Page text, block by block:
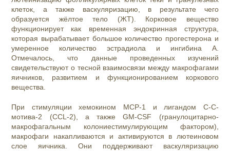
клеток, а также васкуляризацию, в результате чего
образуется жёлтое тело (ЖТ). Корковое вещество
функционирует как временная эндокринная структура,
которая вырабатывает большое количество прогестерона и
умеренное количество эстрадиола и ингибина А.
Отмечалось, что данные проведенных изучений
свидетельствуют о тесной взаимосвязи между макрофагами
яичников, развитием и функционированием коркового
вещества.
При стимуляции хемокином MCP-1 и лигандом C-C-
мотива-2 (CCL-2), а также GM-CSF (гранулоцитарно-
макрофагальным колониестимулирующим фактором),
макрофаги накапливаются и активируются в лютеиновом
слое яичника. Они поддерживают васкуляризацию